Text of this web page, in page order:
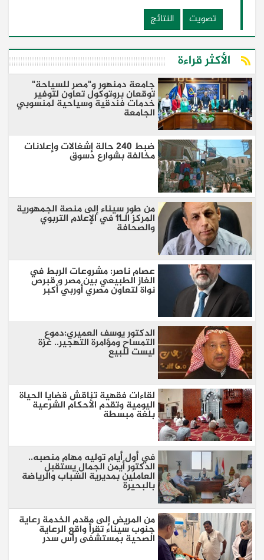
تصويت
النتائج
الأكثر قراءة
جامعة دمنهور و"مصر للسياحة"
توقعان بروتوكول تعاون لتوفير
خدمات فندقية وسياحية لمنسوبي
الجامعة
ضبط 240 حالة إشغالات وإعلانات
مخالفة بشوارع دسوق
من طور سيناء إلى منصة الجمهورية
المركز الـ11 في الإعلام التربوي
والصحافة
عصام ناصر: مشروعات الربط في
الغاز الطبيعي بين مصر و قبرص
نواة لتعاون مصري أوربي أكبر
الدكتور يوسف العميري:دموع
التمساح ومؤامرة التهجير.. غزة
ليست للبيع
لقاءات فقهية تناقش قضايا الحياة
اليومية وتقدم الأحكام الشرعية
بلغة مبسطة
في أول أيام توليه مهام منصبه..
الدكتور أيمن الجمال يستقبل
العاملين بمديرية الشباب والرياضة
بالبحيرة
من المريض إلى مقدم الخدمة رعاية
جنوب سيناء تقرأ واقع الرعاية
الصحية بمستشفى رأس سدر